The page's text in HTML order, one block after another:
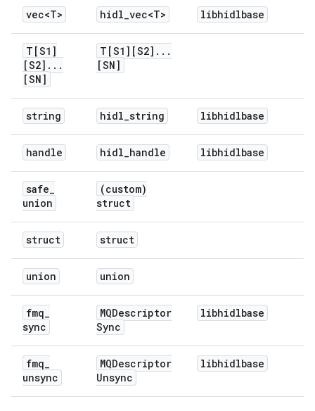
vec<T> hidl_vec<T> libhidlbase
T[S1]
[S2] . . .
[SN]
T[S1][S2] . . .
[SN]
string hidl_string libhidlbase
handle hidl_handle libhidlbase
safe_
union
(custom)
struct
struct struct
union union
fmq_
sync
MQDescriptor
Sync
libhidlbase
fmq_
unsync
MQDescriptor
Unsync
libhidlbase